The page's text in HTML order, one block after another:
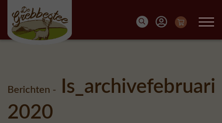
Berichten -
Is_archivefebruari
2020